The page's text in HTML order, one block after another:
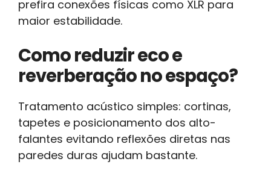
prefira conexões físicas como XLR para
maior estabilidade.
Como reduzir eco e
reverberação no espaço?
Tratamento acústico simples: cortinas,
tapetes e posicionamento dos alto-
falantes evitando reflexões diretas nas
paredes duras ajudam bastante.